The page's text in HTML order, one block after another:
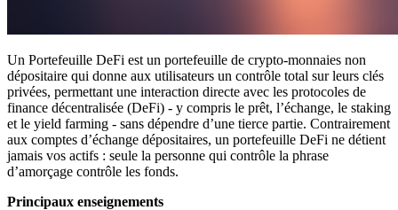
Un Portefeuille DeFi est un portefeuille de crypto-monnaies non
dépositaire qui donne aux utilisateurs un contrôle total sur leurs clés
privées, permettant une interaction directe avec les protocoles de
finance décentralisée (DeFi) - y compris le prêt, l’échange, le staking
et le yield farming - sans dépendre d’une tierce partie. Contrairement
aux comptes d’échange dépositaires, un portefeuille DeFi ne détient
jamais vos actifs : seule la personne qui contrôle la phrase
d’amorçage contrôle les fonds.
Principaux enseignements